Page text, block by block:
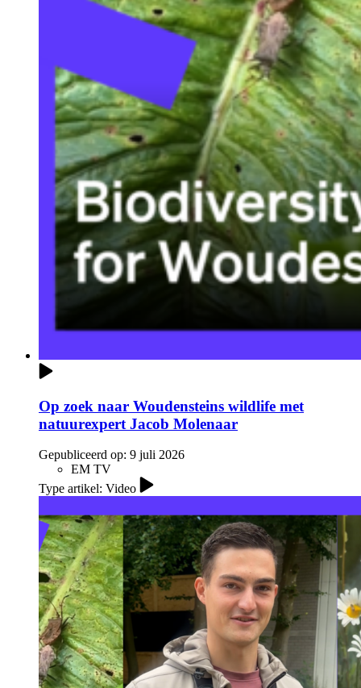
Op zoek naar Woudensteins wildlife met
natuurexpert Jacob Molenaar
Gepubliceerd op: 9 juli 2026
EM TV
Type artikel: Video